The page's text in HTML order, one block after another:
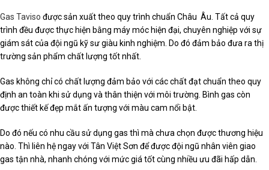
Gas Taviso được sản xuất theo quy trình chuẩn Châu Âu. Tất cả quy
trình đều được thực hiện bằng máy móc hiện đại, chuyên nghiệp với sự
giám sát của đội ngũ kỹ sư giàu kinh nghiệm. Do đó đảm bảo đưa ra thị
trường sản phẩm chất lượng tốt nhất.
Gas không chỉ có chất lượng đảm bảo với các chất đạt chuẩn theo quy
định an toàn khi sử dụng và thân thiện với môi trường. Bình gas còn
được thiết kế đẹp mắt ấn tượng với màu cam nổi bật.
Do đó nếu có nhu cầu sử dụng gas thì mà chưa chọn được thương hiệu
nào. Thì liên hệ ngay với Tân Việt Sơn để được đội ngũ nhân viên giao
gas tận nhà, nhanh chóng với mức giá tốt cùng nhiều ưu đãi hấp dẫn.